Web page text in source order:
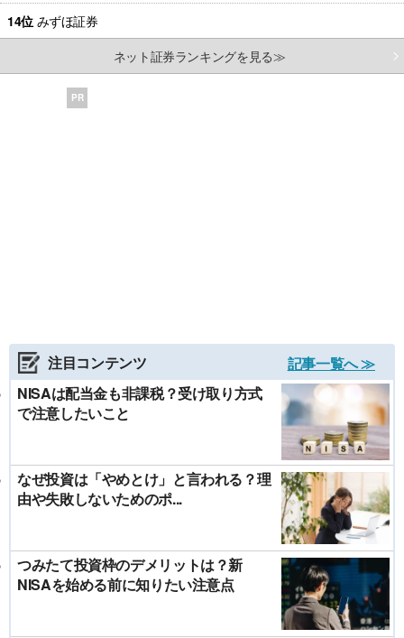
14位 みずほ証券
ネット証券ランキングを見る≫
PR
注目コンテンツ
記事一覧へ ≫
NISAは配当金も非課税？受け取り方式
で注意したいこと
なぜ投資は「やめとけ」と言われる？理
由や失敗しないためのポ...
つみたて投資枠のデメリットは？新
NISAを始める前に知りたい注意点